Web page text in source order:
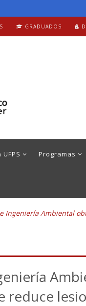
GRADUADOS
UFPS Programas
Ingeniería Ambiental
reduce